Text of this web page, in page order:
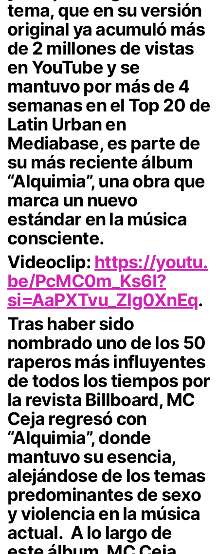
tema, que en su versión
original ya acumuló más
de 2 millones de vistas
en YouTube y se
mantuvo por más de 4
semanas en el Top 20 de
Latin Urban en
Mediabase, es parte de
su más reciente álbum
“Alquimia”, una obra que
marca un nuevo
estándar en la música
consciente.
Videoclip: https://youtu.
be/PcMC0m_Ks6I?
si=AaPXTvu_Zlg0XnEq.
Tras haber sido
nombrado uno de los 50
raperos más influyentes
de todos los tiempos por
la revista Billboard, MC
Ceja regresó con
“Alquimia”, donde
mantuvo su esencia,
alejándose de los temas
predominantes de sexo
y violencia en la música
actual. A lo largo de